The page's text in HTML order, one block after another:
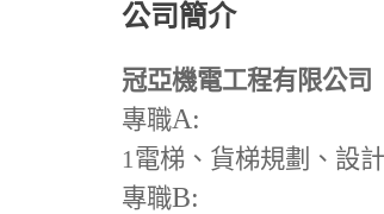
公司簡介
冠亞機電工程有限公司
專職A:
1電梯、貨梯規劃、設
專職B: